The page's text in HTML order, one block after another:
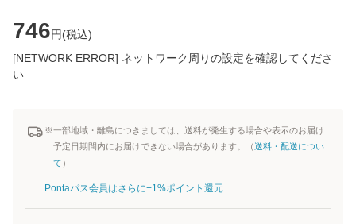
746円(税込)
[NETWORK ERROR] ネットワーク周りの設定を確認してくださ
い
※一部地域・離島につきましては、送料が発生する場合や表示のお届け
予定日期間内にお届けできない場合があります。（送料・配送につい
て ）
Pontaパス会員はさらに+1%ポイント還元